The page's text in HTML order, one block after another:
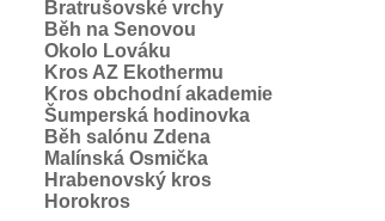
Bratrušovské vrchy
Běh na Senovou
Okolo Lováku
Kros AZ Ekothermu
Kros obchodní akademie
Šumperská hodinovka
Běh salónu Zdena
Malínská Osmička
Hrabenovský kros
Horokros